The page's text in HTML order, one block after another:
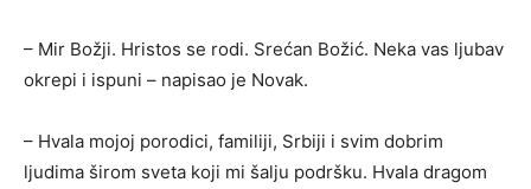
– Mir Božji. Hristos se rodi. Srećan Božić. Neka vas ljubav
okrepi i ispuni – napisao je Novak.
– Hvala mojoj porodici, familiji, Srbiji i svim dobrim
ljudima širom sveta koji mi šalju podršku. Hvala dragom